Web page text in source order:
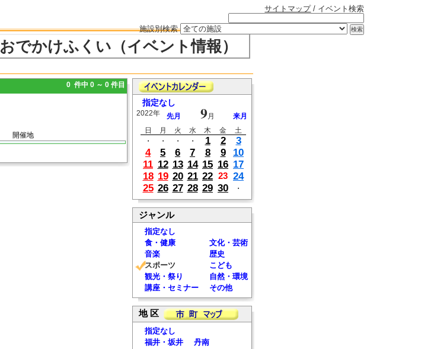
サイトマップ/ イベント検索
施設別検索
おでかけふくい（イベント情報）
0 件中 0 ～ 0 件目
開催地
指定なし
2022年 先月 9月
来月
日
月 火 水 木 金
土
・
・ ・ ・ 1 2
3
4
5 6 7 8 9
10
11 12 13 14 15 16 17
18 19 20 21 22 23 24
25 26 27 28 29 30 ・
ジャンル
指定なし
食・健康
文化・芸術
音楽
歴史
スポーツ
こども
観光・祭り
自然・環境
講座・セミナー
その他
地 区
指定なし
福井・坂井
丹南